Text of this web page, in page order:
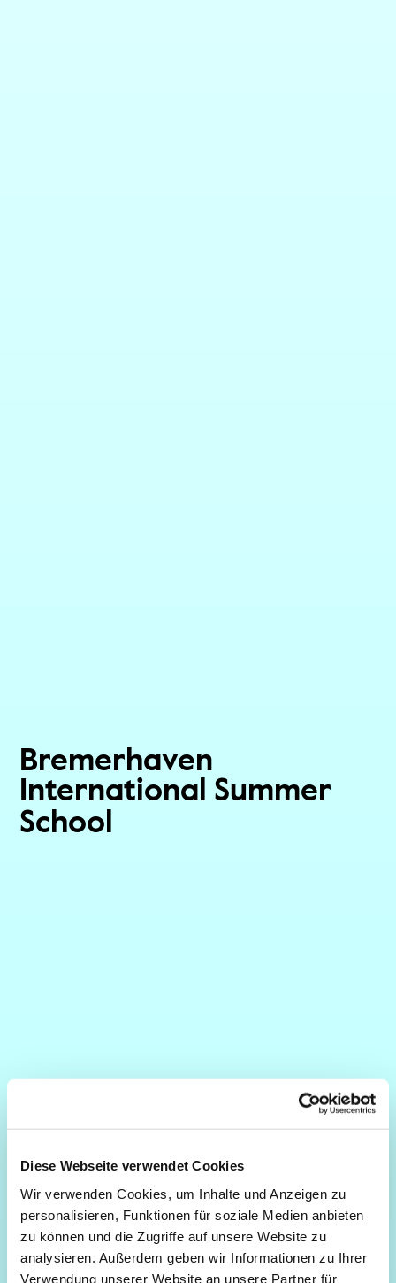
Diese Webseite verwendet Cookies
Wir verwenden Cookies, um Inhalte und Anzeigen zu
personalisieren, Funktionen für soziale Medien anbieten
zu können und die Zugriffe auf unsere Website zu
analysieren. Außerdem geben wir Informationen zu Ihrer
Verwendung unserer Website an unsere Partner für
Bremerhaven
International Summer
School